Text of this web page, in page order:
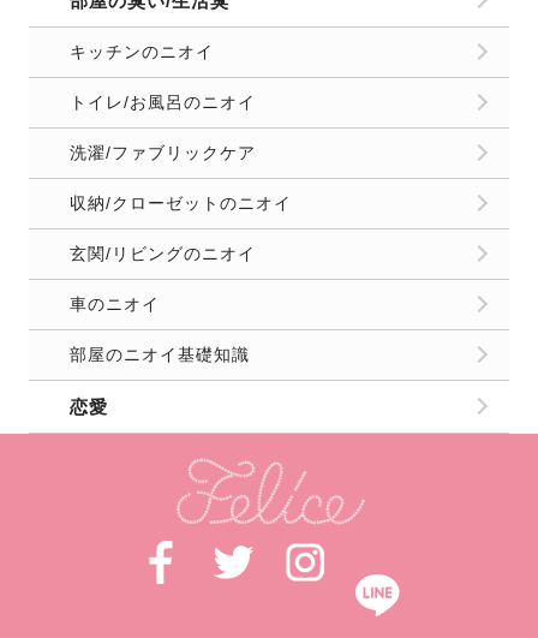
キッチンのニオイ
トイレ/お風呂のニオイ
洗濯/ファブリックケア
収納/クローゼットのニオイ
玄関/リビングのニオイ
車のニオイ
部屋のニオイ基礎知識
恋愛